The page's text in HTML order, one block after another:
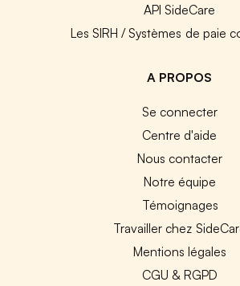
API SideCare
Les SIRH / Systèmes de paie
A PROPOS
Se connecter
Centre d'aide
Nous contacter
Notre équipe
Témoignages
Travailler chez
Mentions légales
CGU & RGPD